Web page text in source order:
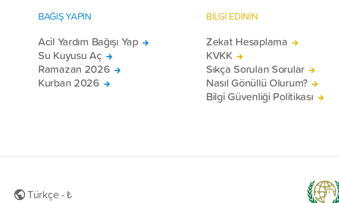
BAĞIŞ YAPIN
Acil Yardım Bağışı Yap
Su Kuyusu Aç
Ramazan 2026
Kurban 2026
BİLGİ EDİNİN
Zekat Hesaplama
KVKK
Sıkça Sorulan Sorular
Nasıl Gönüllü Olurum?
Bilgi Güvenliği Politikası
Türkçe - ₺